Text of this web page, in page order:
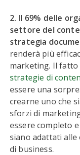
2. Il 69% delle
settore del
strategia
renderà più
marketing. Il fatto
strategie di
essere una
crearne uno che
sforzi di
essere completo
siano adattati alle
di business.